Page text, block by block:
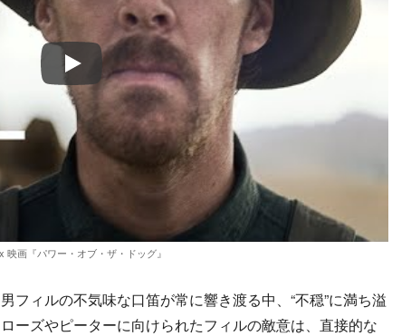
映画『パワー・オブ・ザ・ドッグ』
ィルの不気味な口笛が常に響き渡る中、“不穏”に満ち溢
ーズやピーターに向けられたフィルの敵意は、直接的な